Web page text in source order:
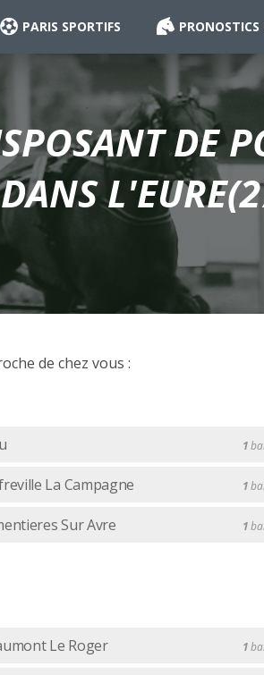
PARIS SPORTIFS
DE
DANS
de chez vous :
1
La Campagne 1
Sur Avre 1
Le Roger 1